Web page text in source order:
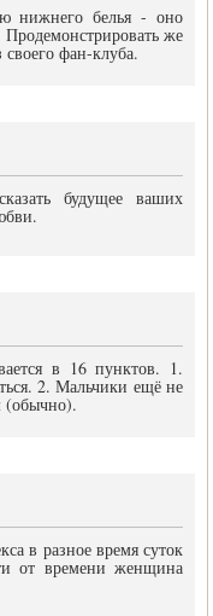
нижнего белья - оно
же
фан-клуба.
будущее ваших
в 16 пунктов. 1.
2. Мальчики ещё не
(обычно).
в разное время суток
от времени женщина